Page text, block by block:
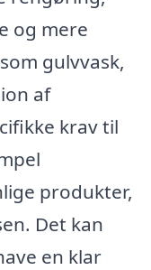
og mere
gulvvask,
af
krav til
produkter,
Det kan
en klar